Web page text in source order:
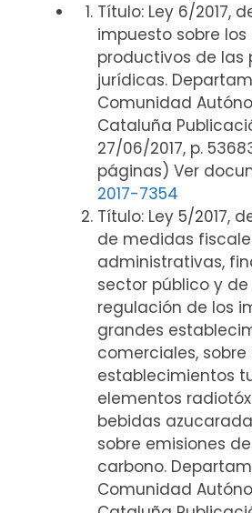
Título: Ley 6/2017,
impuesto sobre
productivos de las
jurídicas.
Comunidad
Cataluña
27/06/2017, p.
páginas) Ver
2017-7354
Título: Ley 5/2017,
de medidas
administrativas,
sector público y
regulación de los
grandes
comerciales,
establecimientos
elementos
bebidas
sobre emisiones
carbono.
Comunidad